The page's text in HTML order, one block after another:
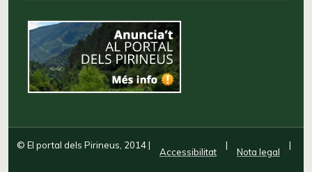
© El portal dels Pirineus, 2014|
Accessibilitat
|
Nota legal
|